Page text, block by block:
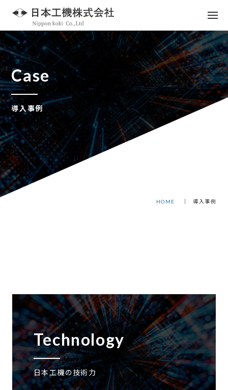
Case
導入事例
HOME 導入事例
Technology
日本工機の技術力